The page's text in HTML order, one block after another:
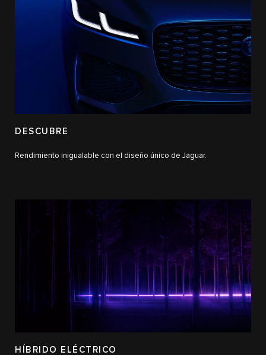
DESCUBRE
Rendimiento inigualable con el diseño único de Jaguar.
HÍBRIDO ELÉCTRICO